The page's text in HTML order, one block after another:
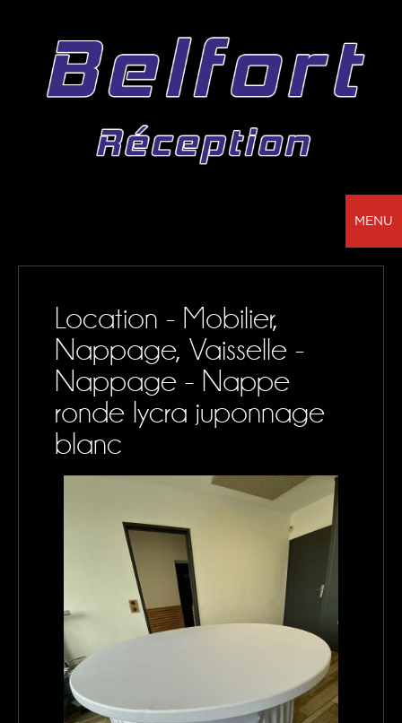
MENU
BELFORT RÉCEPTION - VOTRE PARTENAIRE
SONORISATION, VAISSELLE ET NAPPAGE
NOS RÉALISATIONS
CONTACTS
MON PANIER
Location - Mobilier,
Nappage, Vaisselle -
Nappage - Nappe
ronde lycra juponnage
blanc